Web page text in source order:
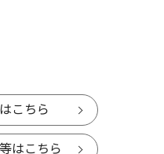
こちら
はこちら